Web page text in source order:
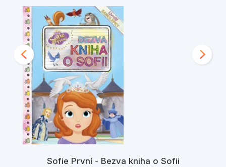
Sofie První - Bezva kniha o Sofii